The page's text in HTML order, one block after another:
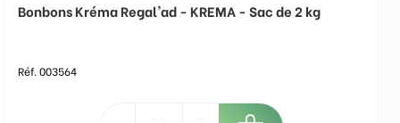
Bonbons Kréma Regal'ad - KREMA - Sac de 2 kg
Réf. 003564